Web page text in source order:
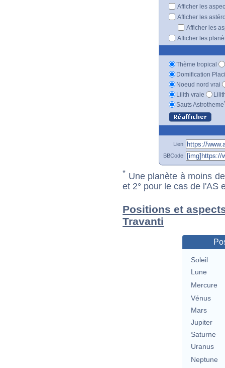
Afficher les
Afficher les
Afficher les
Afficher les
Thème tropical
Domification
Noeud nord vrai
Lilith vraie
Sauts Astrotheme
Lien
BBCode
* Une planète à moins
et 2° pour le cas de l'AS
Positions et
Travanti
Soleil
Lune
Mercure
Vénus
Mars
Jupiter
Saturne
Uranus
Neptune